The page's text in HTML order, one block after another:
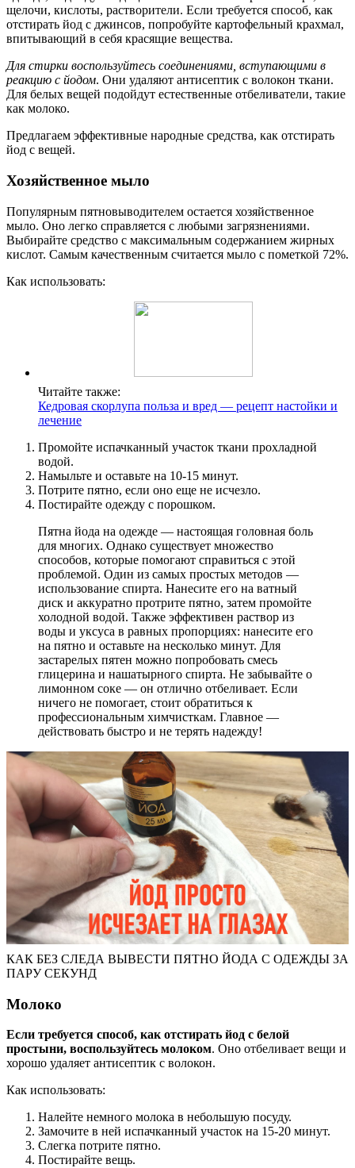
щелочи, кислоты, растворители. Если требуется способ, как
отстирать йод с джинсов, попробуйте картофельный крахмал,
впитывающий в себя красящие вещества.
Для стирки воспользуйтесь соединениями, вступающими в
реакцию с йодом. Они удаляют антисептик с волокон ткани.
Для белых вещей подойдут естественные отбеливатели, такие
как молоко.
Предлагаем эффективные народные средства, как отстирать
йод с вещей.
Хозяйственное мыло
Популярным пятновыводителем остается хозяйственное
мыло. Оно легко справляется с любыми загрязнениями.
Выбирайте средство с максимальным содержанием жирных
кислот. Самым качественным считается мыло с пометкой 72%.
Как использовать:
Читайте также:
Кедровая скорлупа польза и вред — рецепт настойки и
лечение
Промойте испачканный участок ткани прохладной
водой.
Намыльте и оставьте на 10-15 минут.
Потрите пятно, если оно еще не исчезло.
Постирайте одежду с порошком.
Пятна йода на одежде — настоящая головная боль
для многих. Однако существует множество
способов, которые помогают справиться с этой
проблемой. Один из самых простых методов —
использование спирта. Нанесите его на ватный
диск и аккуратно протрите пятно, затем промойте
холодной водой. Также эффективен раствор из
воды и уксуса в равных пропорциях: нанесите его
на пятно и оставьте на несколько минут. Для
застарелых пятен можно попробовать смесь
глицерина и нашатырного спирта. Не забывайте о
лимонном соке — он отлично отбеливает. Если
ничего не помогает, стоит обратиться к
профессиональным химчисткам. Главное —
действовать быстро и не терять надежду!
КАК БЕЗ СЛЕДА ВЫВЕСТИ ПЯТНО ЙОДА С ОДЕЖДЫ ЗА
ПАРУ СЕКУНД
Молоко
Если требуется способ, как отстирать йод с белой
простыни, воспользуйтесь молоком. Оно отбеливает вещи и
хорошо удаляет антисептик с волокон.
Как использовать:
Налейте немного молока в небольшую посуду.
Замочите в ней испачканный участок на 15-20 минут.
Слегка потрите пятно.
Постирайте вещь.